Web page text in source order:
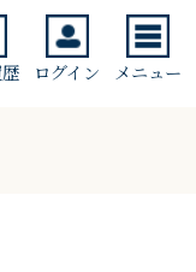
ログイン メニュー